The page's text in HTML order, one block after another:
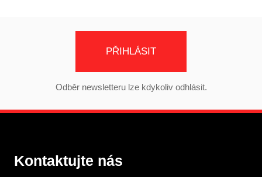
PŘIHLÁSIT
Odběr newsletteru lze kdykoliv odhlásit.
Kontaktujte nás